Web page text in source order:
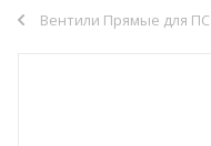
Вентили Прямые для ПС